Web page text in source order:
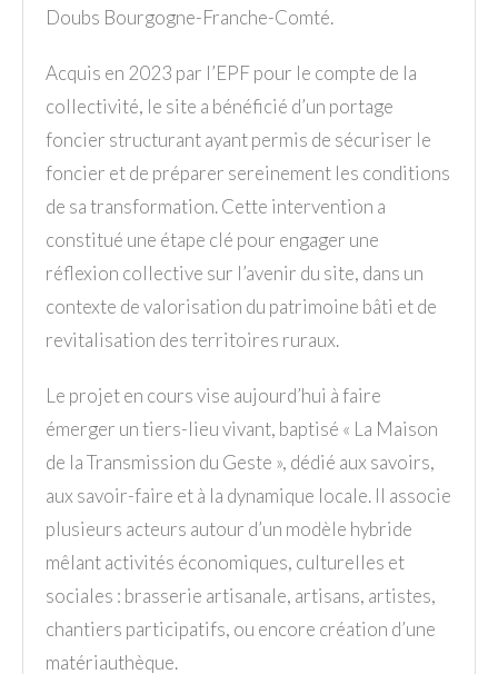
Doubs Bourgogne-Franche-Comté.
Acquis en 2023 par l’EPF pour le compte de la
collectivité, le site a bénéficié d’un portage
foncier structurant ayant permis de sécuriser le
foncier et de préparer sereinement les conditions
de sa transformation. Cette intervention a
constitué une étape clé pour engager une
réflexion collective sur l’avenir du site, dans un
contexte de valorisation du patrimoine bâti et de
revitalisation des territoires ruraux.
Le projet en cours vise aujourd’hui à faire
émerger un tiers-lieu vivant, baptisé « La Maison
de la Transmission du Geste », dédié aux savoirs,
aux savoir-faire et à la dynamique locale. Il associe
plusieurs acteurs autour d’un modèle hybride
mêlant activités économiques, culturelles et
sociales : brasserie artisanale, artisans, artistes,
chantiers participatifs, ou encore création d’une
matériauthèque.